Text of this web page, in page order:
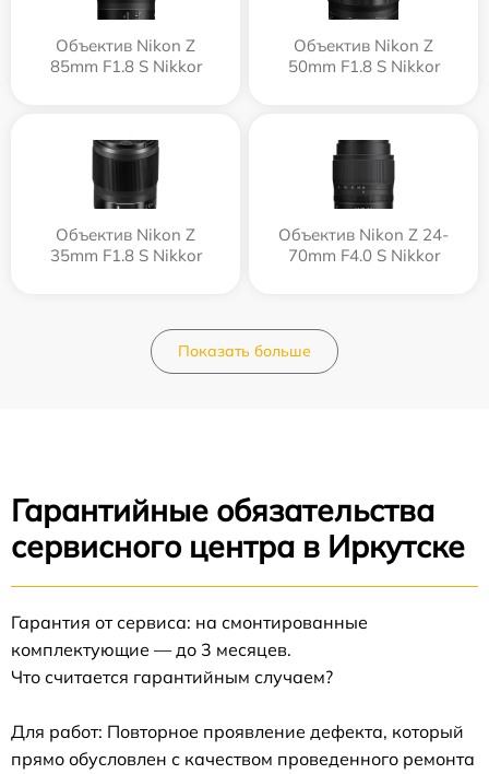
Объектив Nikon Z
85mm F1.8 S Nikkor
Объектив Nikon Z
50mm F1.8 S Nikkor
Объектив Nikon Z
35mm F1.8 S Nikkor
Объектив Nikon Z 24-
70mm F4.0 S Nikkor
Показать больше
Гарантийные обязательства
сервисного центра в Иркутске
Гарантия от сервиса: на смонтированные
комплектующие — до 3 месяцев.
Что считается гарантийным случаем?
Для работ: Повторное проявление дефекта, который
прямо обусловлен с качеством проведенного ремонта